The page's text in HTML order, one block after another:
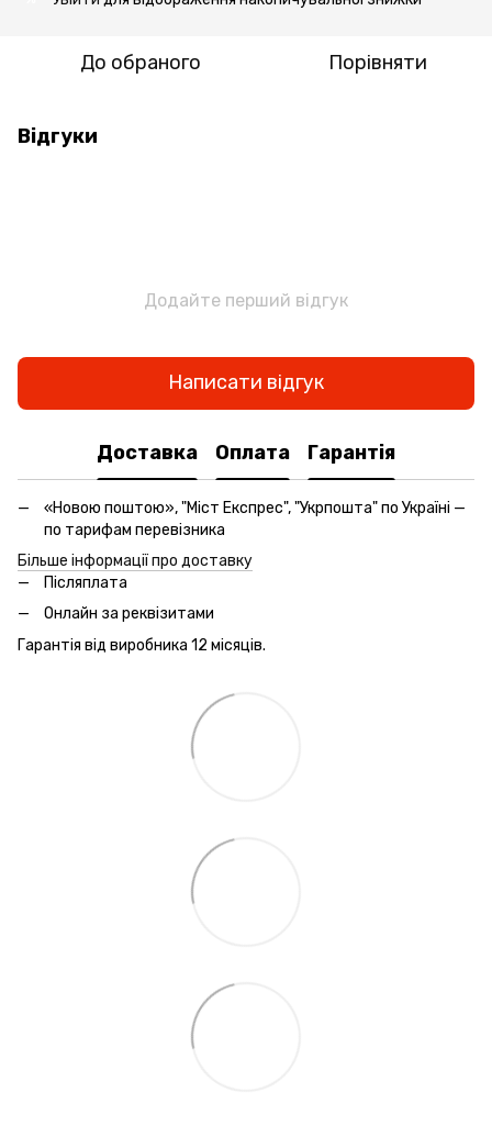
До обраного Порівняти
Відгуки
Додайте перший відгук
Написати відгук
Доставка Оплата Гарантія
«Новою поштою», "Міст Експрес", "Укрпошта" по Україні —
по тарифам перевізника
Більше інформації про доставку
Післяплата
Онлайн за реквізитами
Гарантія від виробника 12 місяців.